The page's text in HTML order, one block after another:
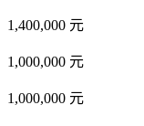
1,400,000 元
1,000,000 元
1,000,000 元